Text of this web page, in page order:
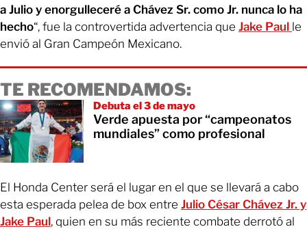
a Julio y enorgulleceré a Chávez Sr. como Jr. nunca lo ha
hecho“, fue la controvertida advertencia que Jake Paul le
envió al Gran Campeón Mexicano.
TE RECOMENDAMOS:
Debuta el 3 de mayo
Verde apuesta por “campeonatos
mundiales” como profesional
El Honda Center será el lugar en el que se llevará a cabo
esta esperada pelea de box entre Julio César Chávez Jr. y
Jake Paul, quien en su más reciente combate derrotó al